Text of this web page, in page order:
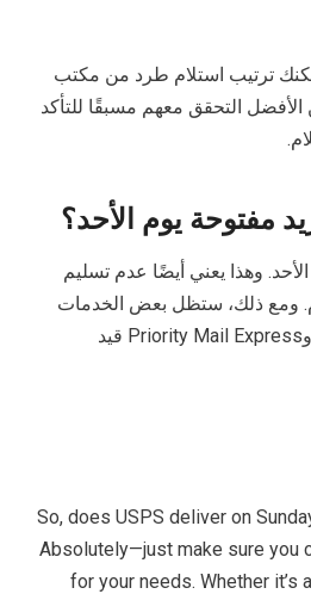
ترتيب استلام طرد من مكتب
الأفضل التحقق معهم مسبقًا للتأكد
الأحد. وهذا يعني أيضًا عدم تسليم
ومع ذلك، ستظل بعض الخدمات
مثل Amazon Deliverys وPriority Mail Express قيد
So, does USPS deliver on
Absolutely—just make sure you
for your needs. Whether it’s